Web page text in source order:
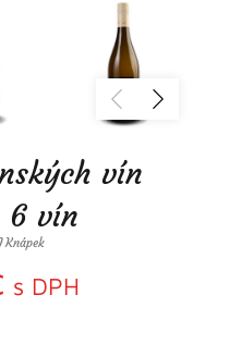
vín
6 vín
Knápek
s DPH